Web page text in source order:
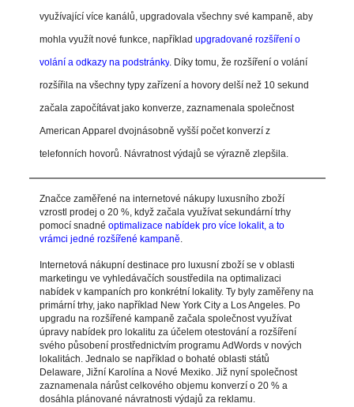
využívající více kanálů, upgradovala všechny své kampaně, aby
mohla využít nové funkce, napříkladupgradované rozšíření o
volání a odkazy na podstránky. Díky tomu, že rozšíření o volání
rozšířila na všechny typy zařízení a hovory delší než 10 sekund
začala započítávat jako konverze, zaznamenala společnost
American Apparel dvojnásobně vyšší počet konverzí z
telefonních hovorů. Návratnost výdajů se výrazně zlepšila.
Značce zaměřené na internetové nákupy luxusního zboží
vzrostl prodej o 20 %, když začala využívat sekundární trhy
pomocí snadnéoptimalizace nabídek pro více lokalit, a to
vrámci jedné rozšířené kampaně.
Internetová nákupní destinace pro luxusní zboží se v oblasti
marketingu ve vyhledávačích soustředila na optimalizaci
nabídek v kampaních pro konkrétní lokality. Ty byly zaměřeny na
primární trhy, jako například New York City a Los Angeles. Po
upgradu na rozšířené kampaně začala společnost využívat
úpravy nabídek pro lokalitu za účelem otestování a rozšíření
svého působení prostřednictvím programu AdWords v nových
lokalitách. Jednalo se například o bohaté oblasti států
Delaware, Jižní Karolína a Nové Mexiko. Již nyní společnost
zaznamenala nárůst celkového objemu konverzí o 20 % a
dosáhla plánované návratnosti výdajů za reklamu.